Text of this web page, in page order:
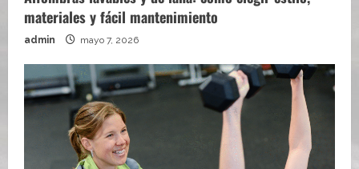
materiales y fácil mantenimiento
admin mayo 7, 2026